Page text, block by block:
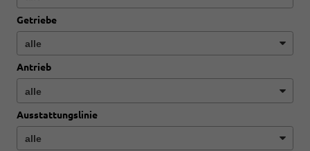
Getriebe
Antrieb
Ausstattungslinie